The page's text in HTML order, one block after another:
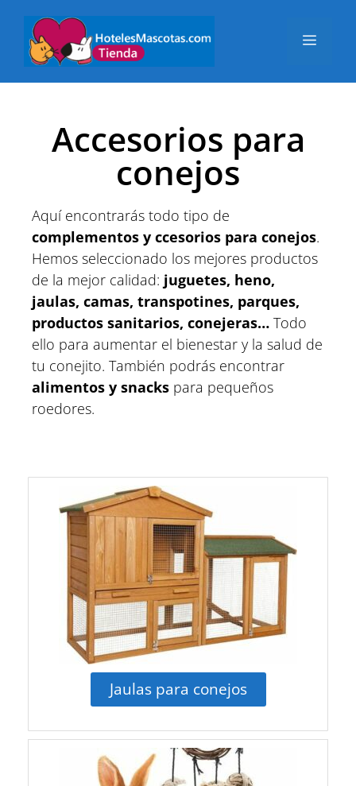
Accesorios para
conejos
Aquí encontrarás todo tipo de
complementos y ccesorios para conejos.
Hemos seleccionado los mejores productos
de la mejor calidad: juguetes, heno,
jaulas, camas, transpotines, parques,
productos sanitarios, conejeras… Todo
ello para aumentar el bienestar y la salud de
tu conejito. También podrás encontrar
alimentos y snacks para pequeños
roedores.
Jaulas para conejos